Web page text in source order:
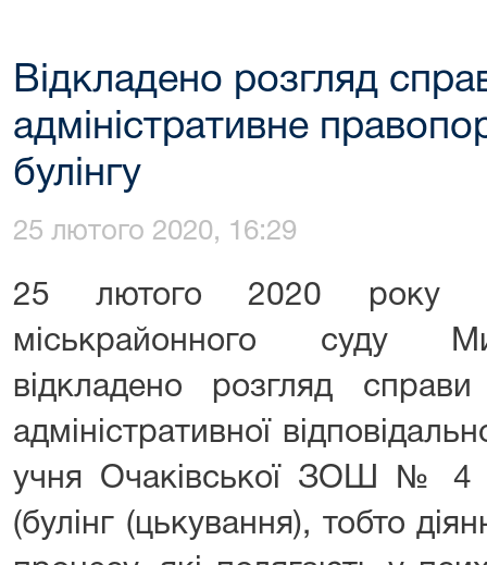
Відкладено розгляд
адміністративне
булінгу
25 лютого 2020, 16:29
25 лютого 2020 року
міськрайонного суду
відкладено розгляд
адміністративної
учня Очаківської ЗОШ № 4
(булінг (цькування), тобто